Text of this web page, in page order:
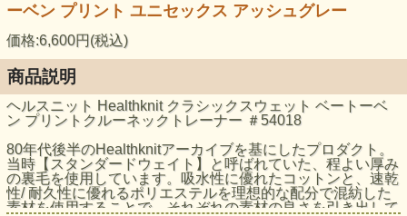
ーベン プリント ユニセックス アッシュグレー
価格:6,600円(税込)
商品説明
ヘルスニット Healthknit クラシックスウェット ベートーベ
ン プリントクルーネックトレーナー ＃54018
80年代後半のHealthknitアーカイブを基にしたプロダクト。
当時【スタンダードウェイト】と呼ばれていた、程よい厚み
の裏毛を使用しています。吸水性に優れたコットンと、速乾
性/ 耐久性に優れるポリエステルを理想的な配分で混紡した
素材を使用することで、それぞれの素材の良さを引き出して